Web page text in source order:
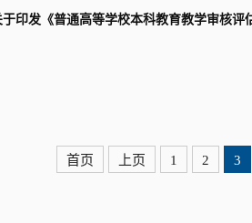
于印发《普通高等学校本科教育教学审核
首页 上页 1 2 3